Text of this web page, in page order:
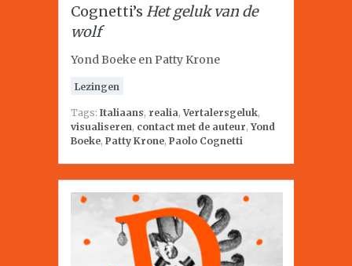
Cognetti’s Het geluk van de
wolf
Yond Boeke en Patty Krone
Lezingen
Tags: Italiaans, realia,Vertalersgeluk,
visualiseren, contact met de auteur,Yond
Boeke, Patty Krone, Paolo Cognetti